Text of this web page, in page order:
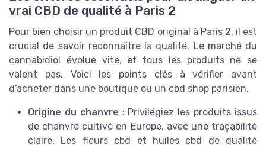
vrai CBD de qualité à Paris 2
Pour bien choisir un produit CBD original à Paris 2, il est
crucial de savoir reconnaître la qualité. Le marché du
cannabidiol évolue vite, et tous les produits ne se
valent pas. Voici les points clés à vérifier avant
d’acheter dans une boutique ou un cbd shop parisien.
Origine du chanvre : Privilégiez les produits issus
de chanvre cultivé en Europe, avec une traçabilité
claire. Les fleurs cbd et huiles cbd de qualité